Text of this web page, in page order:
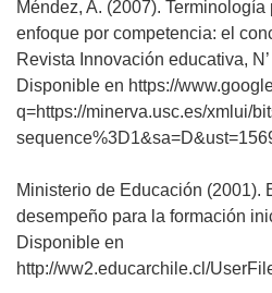
Méndez, A. (2007).
enfoque por competencia: el
Revista Innovación educativa,
Disponible en https://
q=https://minerva.usc.es/xmlui/
Ministerio de Educación (2001).
desempeño para la formación
Disponible en
http://ww2.educarchile.cl/